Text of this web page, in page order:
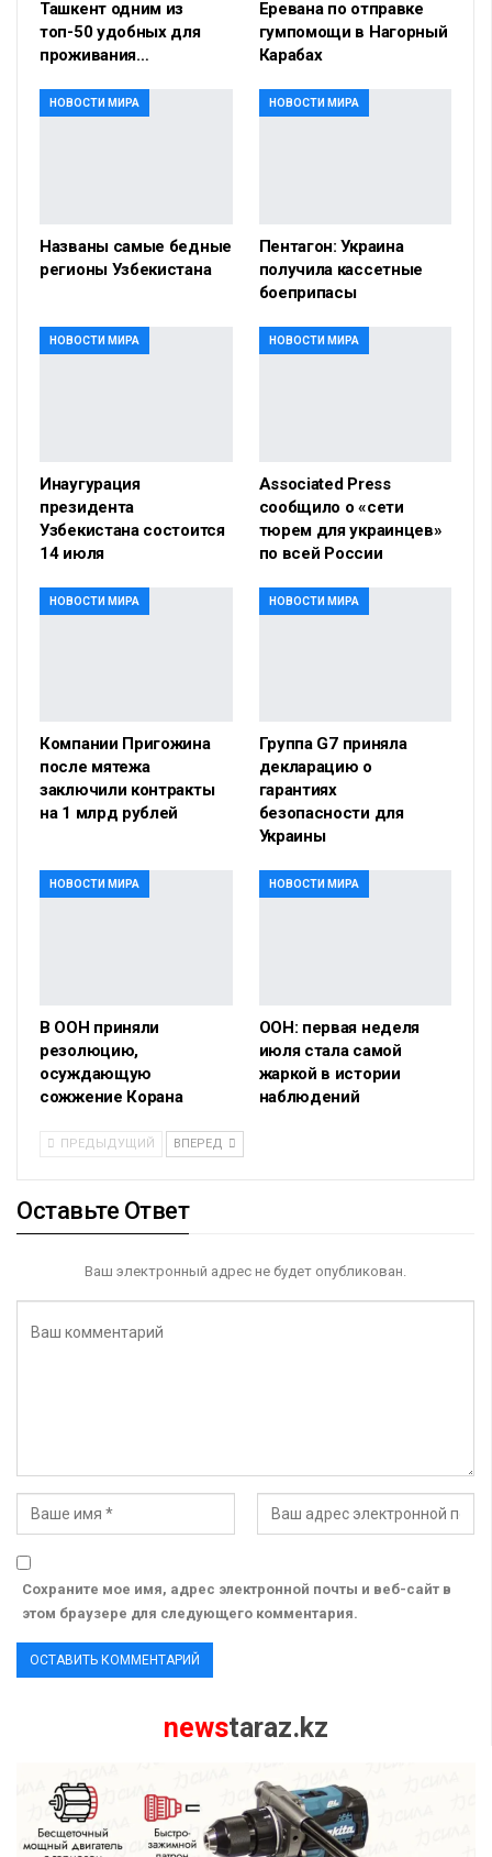
Ташкент одним из
топ-50 удобных для
проживания…
Еревана по отправке
гумпомощи в Нагорный
Карабах
НОВОСТИ МИРА
Названы самые бедные
регионы Узбекистана
НОВОСТИ МИРА
Пентагон: Украина
получила кассетные
боеприпасы
НОВОСТИ МИРА
Инаугурация
президента
Узбекистана состоится
14 июля
НОВОСТИ МИРА
Associated Press
сообщило о «сети
тюрем для украинцев»
по всей России
НОВОСТИ МИРА
Компании Пригожина
после мятежа
заключили контракты
на 1 млрд рублей
НОВОСТИ МИРА
Группа G7 приняла
декларацию о
гарантиях
безопасности для
Украины
НОВОСТИ МИРА
В ООН приняли
резолюцию,
осуждающую
сожжение Корана
НОВОСТИ МИРА
ООН: первая неделя
июля стала самой
жаркой в истории
наблюдений
ПРЕДЫДУЩИЙ ВПЕРЕД
Оставьте Ответ
Ваш электронный адрес не будет опубликован.
Сохраните мое имя, адрес электронной почты и веб-сайт в
этом браузере для следующего комментария.
newstaraz.kz